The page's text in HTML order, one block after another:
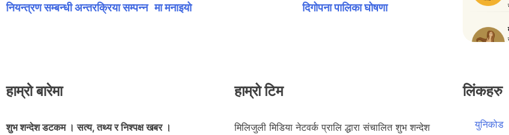
नियन्त्रण सम्बन्धी अन्तरक्रिया सम्पन्न मा मनाइयाे
दिगोपना पालिका घोषणा
हाम्रो बारेमा
शुभ शन्देश डटकम । सत्य, तथ्य र निश्पक्ष खबर ।
हाम्रो टिम
मिलिजुली मिडिया नेटवर्क प्रालि द्धारा संचालित शुभ शन्देश
लिंकहरु
युनिकोड